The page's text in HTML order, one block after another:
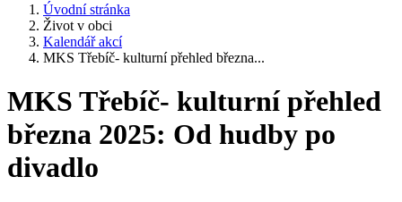
Úvodní stránka
Život v obci
Kalendář akcí
MKS Třebíč- kulturní přehled března...
MKS Třebíč- kulturní přehled
března 2025: Od hudby po
divadlo